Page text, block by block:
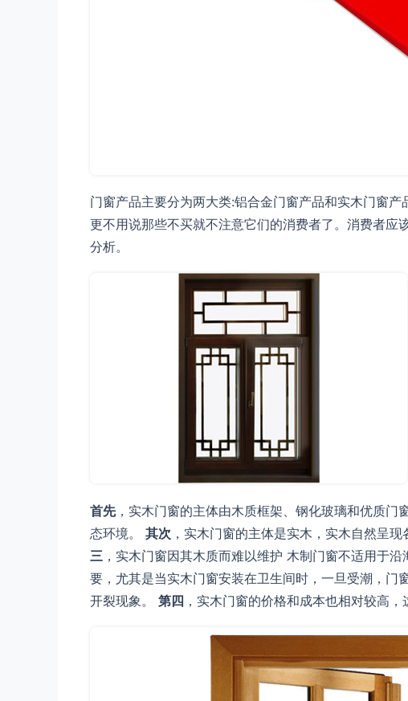
门窗产品主要分为两大类:铝合金门窗产品和实木门窗
更不用说那些不买就不注意它们的消费者了。消费者
分析。
首先，实木门窗的主体由木质框架、钢化玻璃和优质门
态环境。 其次 ，实木门窗的主体是实木，实木自然呈
三 ，实木门窗因其木质而难以维护 木制门窗不适用于
要，尤其是当实木门窗安装在卫生间时，一旦受潮，
开裂现象。 第四 ，实木门窗的价格和成本也相对较高，